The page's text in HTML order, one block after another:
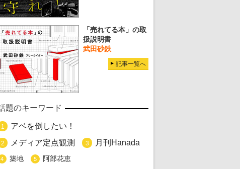
「売れてる本」の取
扱説明書
武田砂鉄
記事一覧へ
題のキーワード
1 アベを倒したい！
2 メディア定点観測 3 月刊Hanada
4 築地 5 阿部花恵